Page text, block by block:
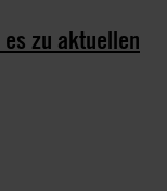
zu aktuellen